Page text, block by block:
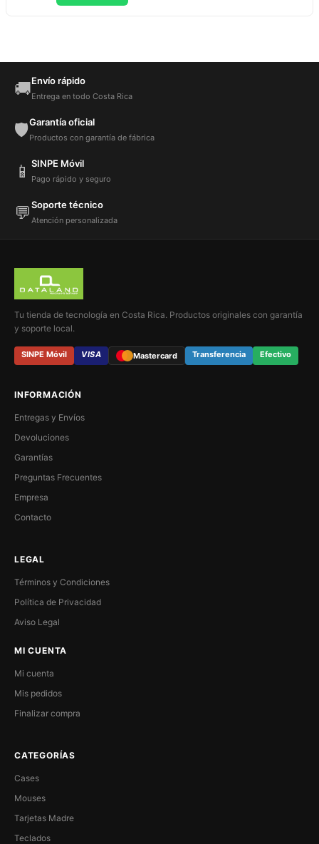
🚚Envío rápido
Entrega en todo Costa Rica
🛡️Garantía oficial
Productos con garantía de fábrica
📱 SINPE Móvil
Pago rápido y seguro
💬Soporte técnico
Atención personalizada
Tu tienda de tecnología en Costa Rica. Productos originales con garantía
y soporte local.
SINPE Móvil VISA Mastercard Transferencia Efectivo
INFORMACIÓN
Entregas y Envíos
Devoluciones
Garantías
Preguntas Frecuentes
Empresa
Contacto
LEGAL
Términos y Condiciones
Política de Privacidad
Aviso Legal
MI CUENTA
Mi cuenta
Mis pedidos
Finalizar compra
CATEGORÍAS
Cases
Mouses
Tarjetas Madre
Teclados